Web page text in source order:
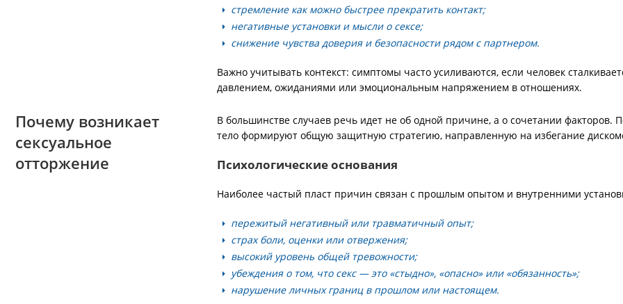
стремление как можно быстрее прекратить контакт;
негативные установки и мысли о сексе;
снижение чувства доверия и безопасности рядом с партнером.
Важно учитывать контекст: симптомы часто усиливаются, если человек
давлением, ожиданиями или эмоциональным напряжением в отношениях.
Почему возникает
сексуальное
отторжение
В большинстве случаев речь идет не об одной причине, а о сочетании факторов.
тело формируют общую защитную стратегию, направленную на избегание
Психологические основания
Наиболее частый пласт причин связан с прошлым опытом и внутренними
пережитый негативный или травматичный опыт;
страх боли, оценки или отвержения;
высокий уровень общей тревожности;
убеждения о том, что секс — это «стыдно», «опасно» или «обязанность»;
нарушение личных границ в прошлом или настоящем.